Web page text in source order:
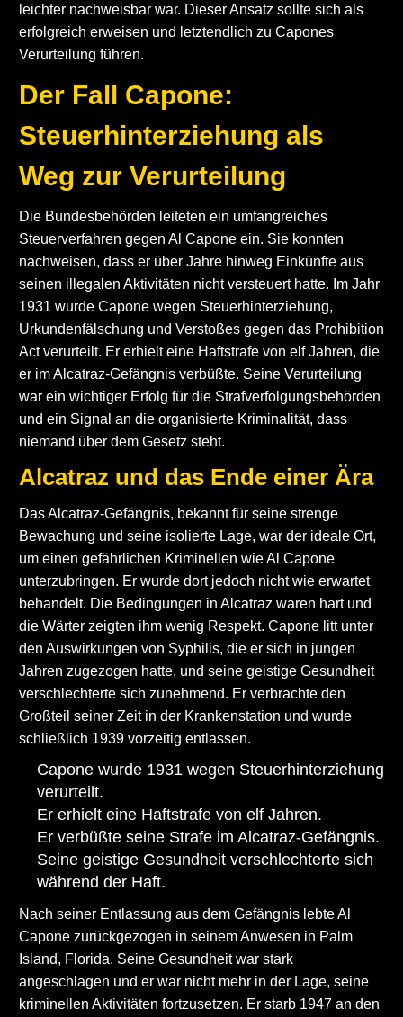
leichter nachweisbar war. Dieser Ansatz sollte sich als
erfolgreich erweisen und letztendlich zu Capones
Verurteilung führen.
Der Fall Capone:
Steuerhinterziehung als
Weg zur Verurteilung
Die Bundesbehörden leiteten ein umfangreiches
Steuerverfahren gegen Al Capone ein. Sie konnten
nachweisen, dass er über Jahre hinweg Einkünfte aus
seinen illegalen Aktivitäten nicht versteuert hatte. Im Jahr
1931 wurde Capone wegen Steuerhinterziehung,
Urkundenfälschung und Verstoßes gegen das Prohibition
Act verurteilt. Er erhielt eine Haftstrafe von elf Jahren, die
er im Alcatraz-Gefängnis verbüßte. Seine Verurteilung
war ein wichtiger Erfolg für die Strafverfolgungsbehörden
und ein Signal an die organisierte Kriminalität, dass
niemand über dem Gesetz steht.
Alcatraz und das Ende einer Ära
Das Alcatraz-Gefängnis, bekannt für seine strenge
Bewachung und seine isolierte Lage, war der ideale Ort,
um einen gefährlichen Kriminellen wie Al Capone
unterzubringen. Er wurde dort jedoch nicht wie erwartet
behandelt. Die Bedingungen in Alcatraz waren hart und
die Wärter zeigten ihm wenig Respekt. Capone litt unter
den Auswirkungen von Syphilis, die er sich in jungen
Jahren zugezogen hatte, und seine geistige Gesundheit
verschlechterte sich zunehmend. Er verbrachte den
Großteil seiner Zeit in der Krankenstation und wurde
schließlich 1939 vorzeitig entlassen.
Capone wurde 1931 wegen Steuerhinterziehung
verurteilt.
Er erhielt eine Haftstrafe von elf Jahren.
Er verbüßte seine Strafe im Alcatraz-Gefängnis.
Seine geistige Gesundheit verschlechterte sich
während der Haft.
Nach seiner Entlassung aus dem Gefängnis lebte Al
Capone zurückgezogen in seinem Anwesen in Palm
Island, Florida. Seine Gesundheit war stark
angeschlagen und er war nicht mehr in der Lage, seine
kriminellen Aktivitäten fortzusetzen. Er starb 1947 an den